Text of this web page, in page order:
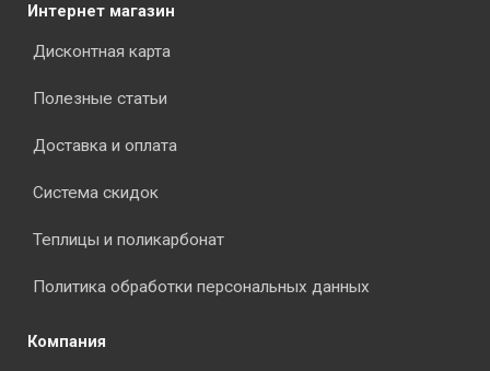
Интернет магазин
Дисконтная карта
Полезные статьи
Доставка и оплата
Система скидок
Теплицы и поликарбонат
Политика обработки персональных данных
Компания